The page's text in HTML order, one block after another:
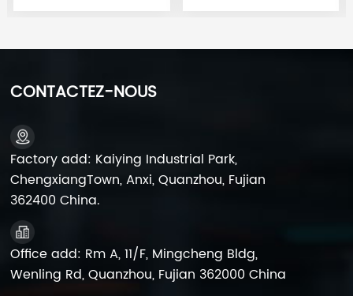
les bateaux, les
balayeuses de sol, les
épurateurs de sol, les
véhicules électriques à
basse vitesse, les
équipements de
manutention ou les
panneaux de
signalisation.
épurateurs de sol, les
véhicules électriques à
basse vitesse, les
panneaux de
signalisation.
CONTACTEZ-NOUS
Factory add: Kaiying Industrial Park,
ChengxiangTown, Anxi, Quanzhou, Fujian
362400 China.
Office add: Rm A, 11/F, Mingcheng Bldg,
Wenling Rd, Quanzhou, Fujian 362000 China